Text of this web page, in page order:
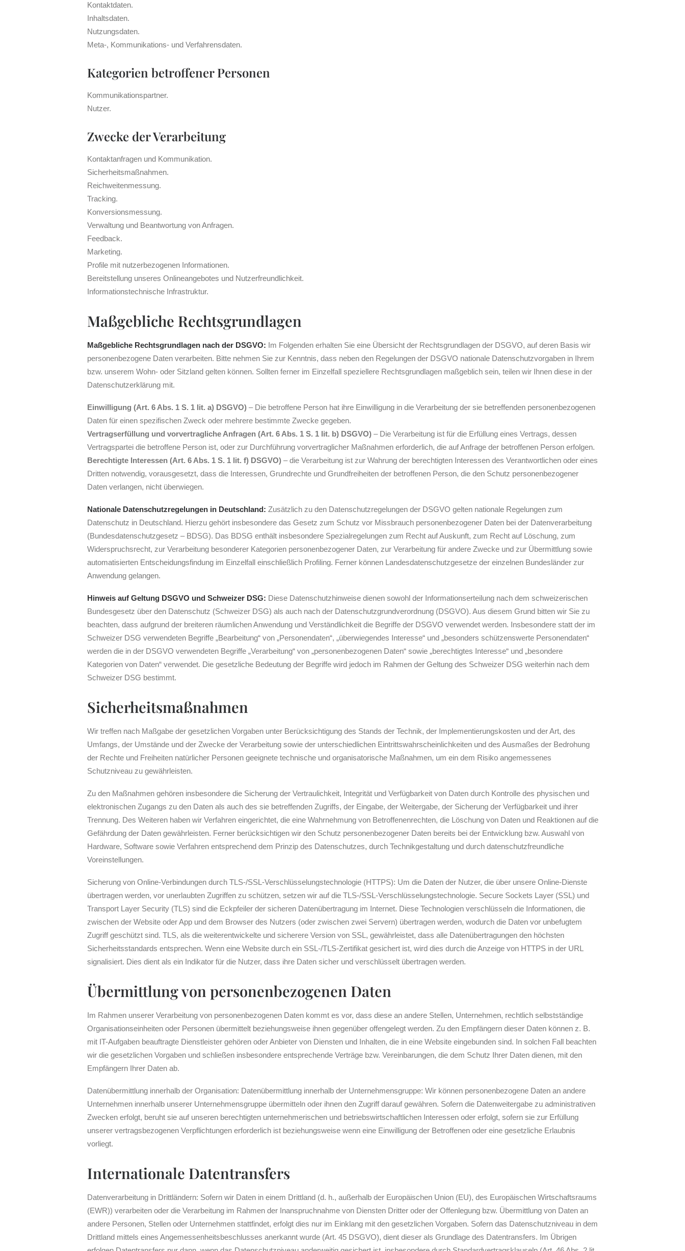
Kontaktdaten.
Inhaltsdaten.
Nutzungsdaten.
Meta-, Kommunikations- und Verfahrensdaten.
Kategorien betroffener Personen
Kommunikationspartner.
Nutzer.
Zwecke der Verarbeitung
Kontaktanfragen und Kommunikation.
Sicherheitsmaßnahmen.
Reichweitenmessung.
Tracking.
Konversionsmessung.
Verwaltung und Beantwortung von Anfragen.
Feedback.
Marketing.
Profile mit nutzerbezogenen Informationen.
Bereitstellung unseres Onlineangebotes und Nutzerfreundlichkeit.
Informationstechnische Infrastruktur.
Maßgebliche Rechtsgrundlagen
Maßgebliche Rechtsgrundlagen nach der DSGVO: Im Folgenden erhalten Sie eine Übersicht der Rechtsgrundlagen der DSGVO, auf deren Basis wir
personenbezogene Daten verarbeiten. Bitte nehmen Sie zur Kenntnis, dass neben den Regelungen der DSGVO nationale Datenschutzvorgaben in Ihrem
bzw. unserem Wohn- oder Sitzland gelten können. Sollten ferner im Einzelfall speziellere Rechtsgrundlagen maßgeblich sein, teilen wir Ihnen diese in der
Datenschutzerklärung mit.
Einwilligung (Art. 6 Abs. 1 S. 1 lit. a) DSGVO)– Die betroffene Person hat ihre Einwilligung in die Verarbeitung der sie betreffenden personenbezogenen
Daten für einen spezifischen Zweck oder mehrere bestimmte Zwecke gegeben.
Vertragserfüllung und vorvertragliche Anfragen (Art. 6 Abs. 1 S. 1 lit. b) DSGVO)– Die Verarbeitung ist für die Erfüllung eines Vertrags, dessen
Vertragspartei die betroffene Person ist, oder zur Durchführung vorvertraglicher Maßnahmen erforderlich, die auf Anfrage der betroffenen Person erfolgen.
Berechtigte Interessen (Art. 6 Abs. 1 S. 1 lit. f) DSGVO)– die Verarbeitung ist zur Wahrung der berechtigten Interessen des Verantwortlichen oder eines
Dritten notwendig, vorausgesetzt, dass die Interessen, Grundrechte und Grundfreiheiten der betroffenen Person, die den Schutz personenbezogener
Daten verlangen, nicht überwiegen.
Nationale Datenschutzregelungen in Deutschland: Zusätzlich zu den Datenschutzregelungen der DSGVO gelten nationale Regelungen zum
Datenschutz in Deutschland. Hierzu gehört insbesondere das Gesetz zum Schutz vor Missbrauch personenbezogener Daten bei der Datenverarbeitung
(Bundesdatenschutzgesetz – BDSG). Das BDSG enthält insbesondere Spezialregelungen zum Recht auf Auskunft, zum Recht auf Löschung, zum
Widerspruchsrecht, zur Verarbeitung besonderer Kategorien personenbezogener Daten, zur Verarbeitung für andere Zwecke und zur Übermittlung sowie
automatisierten Entscheidungsfindung im Einzelfall einschließlich Profiling. Ferner können Landesdatenschutzgesetze der einzelnen Bundesländer zur
Anwendung gelangen.
Hinweis auf Geltung DSGVO und Schweizer DSG: Diese Datenschutzhinweise dienen sowohl der Informationserteilung nach dem schweizerischen
Bundesgesetz über den Datenschutz (Schweizer DSG) als auch nach der Datenschutzgrundverordnung (DSGVO). Aus diesem Grund bitten wir Sie zu
beachten, dass aufgrund der breiteren räumlichen Anwendung und Verständlichkeit die Begriffe der DSGVO verwendet werden. Insbesondere statt der im
Schweizer DSG verwendeten Begriffe „Bearbeitung“ von „Personendaten“, „überwiegendes Interesse“ und „besonders schützenswerte Personendaten“
werden die in der DSGVO verwendeten Begriffe „Verarbeitung“ von „personenbezogenen Daten“ sowie „berechtigtes Interesse“ und „besondere
Kategorien von Daten“ verwendet. Die gesetzliche Bedeutung der Begriffe wird jedoch im Rahmen der Geltung des Schweizer DSG weiterhin nach dem
Schweizer DSG bestimmt.
Sicherheitsmaßnahmen
Wir treffen nach Maßgabe der gesetzlichen Vorgaben unter Berücksichtigung des Stands der Technik, der Implementierungskosten und der Art, des
Umfangs, der Umstände und der Zwecke der Verarbeitung sowie der unterschiedlichen Eintrittswahrscheinlichkeiten und des Ausmaßes der Bedrohung
der Rechte und Freiheiten natürlicher Personen geeignete technische und organisatorische Maßnahmen, um ein dem Risiko angemessenes
Schutzniveau zu gewährleisten.
Zu den Maßnahmen gehören insbesondere die Sicherung der Vertraulichkeit, Integrität und Verfügbarkeit von Daten durch Kontrolle des physischen und
elektronischen Zugangs zu den Daten als auch des sie betreffenden Zugriffs, der Eingabe, der Weitergabe, der Sicherung der Verfügbarkeit und ihrer
Trennung. Des Weiteren haben wir Verfahren eingerichtet, die eine Wahrnehmung von Betroffenenrechten, die Löschung von Daten und Reaktionen auf die
Gefährdung der Daten gewährleisten. Ferner berücksichtigen wir den Schutz personenbezogener Daten bereits bei der Entwicklung bzw. Auswahl von
Hardware, Software sowie Verfahren entsprechend dem Prinzip des Datenschutzes, durch Technikgestaltung und durch datenschutzfreundliche
Voreinstellungen.
Sicherung von Online-Verbindungen durch TLS-/SSL-Verschlüsselungstechnologie (HTTPS): Um die Daten der Nutzer, die über unsere Online-Dienste
übertragen werden, vor unerlaubten Zugriffen zu schützen, setzen wir auf die TLS-/SSL-Verschlüsselungstechnologie. Secure Sockets Layer (SSL) und
Transport Layer Security (TLS) sind die Eckpfeiler der sicheren Datenübertragung im Internet. Diese Technologien verschlüsseln die Informationen, die
zwischen der Website oder App und dem Browser des Nutzers (oder zwischen zwei Servern) übertragen werden, wodurch die Daten vor unbefugtem
Zugriff geschützt sind. TLS, als die weiterentwickelte und sicherere Version von SSL, gewährleistet, dass alle Datenübertragungen den höchsten
Sicherheitsstandards entsprechen. Wenn eine Website durch ein SSL-/TLS-Zertifikat gesichert ist, wird dies durch die Anzeige von HTTPS in der URL
signalisiert. Dies dient als ein Indikator für die Nutzer, dass ihre Daten sicher und verschlüsselt übertragen werden.
Übermittlung von personenbezogenen Daten
Im Rahmen unserer Verarbeitung von personenbezogenen Daten kommt es vor, dass diese an andere Stellen, Unternehmen, rechtlich selbstständige
Organisationseinheiten oder Personen übermittelt beziehungsweise ihnen gegenüber offengelegt werden. Zu den Empfängern dieser Daten können z. B.
mit IT-Aufgaben beauftragte Dienstleister gehören oder Anbieter von Diensten und Inhalten, die in eine Website eingebunden sind. In solchen Fall beachten
wir die gesetzlichen Vorgaben und schließen insbesondere entsprechende Verträge bzw. Vereinbarungen, die dem Schutz Ihrer Daten dienen, mit den
Empfängern Ihrer Daten ab.
Datenübermittlung innerhalb der Organisation: Datenübermittlung innerhalb der Unternehmensgruppe: Wir können personenbezogene Daten an andere
Unternehmen innerhalb unserer Unternehmensgruppe übermitteln oder ihnen den Zugriff darauf gewähren. Sofern die Datenweitergabe zu administrativen
Zwecken erfolgt, beruht sie auf unseren berechtigten unternehmerischen und betriebswirtschaftlichen Interessen oder erfolgt, sofern sie zur Erfüllung
unserer vertragsbezogenen Verpflichtungen erforderlich ist beziehungsweise wenn eine Einwilligung der Betroffenen oder eine gesetzliche Erlaubnis
vorliegt.
Internationale Datentransfers
Datenverarbeitung in Drittländern: Sofern wir Daten in einem Drittland (d. h., außerhalb der Europäischen Union (EU), des Europäischen Wirtschaftsraums
(EWR)) verarbeiten oder die Verarbeitung im Rahmen der Inanspruchnahme von Diensten Dritter oder der Offenlegung bzw. Übermittlung von Daten an
andere Personen, Stellen oder Unternehmen stattfindet, erfolgt dies nur im Einklang mit den gesetzlichen Vorgaben. Sofern das Datenschutzniveau in dem
Drittland mittels eines Angemessenheitsbeschlusses anerkannt wurde (Art. 45 DSGVO), dient dieser als Grundlage des Datentransfers. Im Übrigen